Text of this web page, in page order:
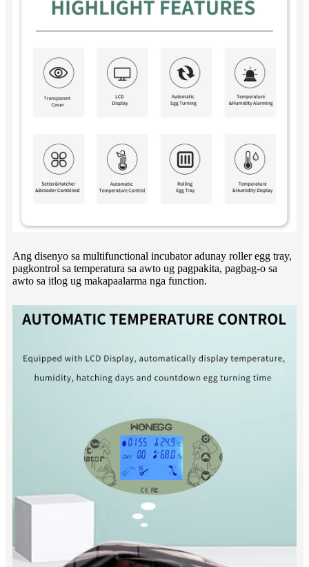
Ang disenyo sa multifunctional incubator adunay roller egg tray,
pagkontrol sa temperatura sa awto ug pagpakita, pagbag-o sa
awto sa itlog ug makapaalarma nga function.